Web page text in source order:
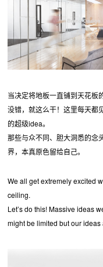
当决定将地板一直铺到天花板
没错，就这么干！这里每天都
的超级idea。
那些与众不同、胆大洞悉的念
界，本真原色留给自己。
We all get extremely excited
ceiling.
Let’s do this! Massive ideas
might be limited but our ideas